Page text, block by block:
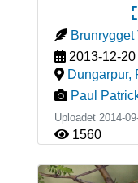
Brunrygget
2013-12-20
Dungarpur,
Paul
Uploadet 2014-
1560